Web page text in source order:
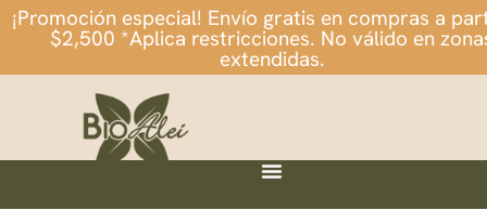
¡Promoción especial! Envío gratis en compras a
$2,500 *Aplica restricciones. No válido en
extendidas.